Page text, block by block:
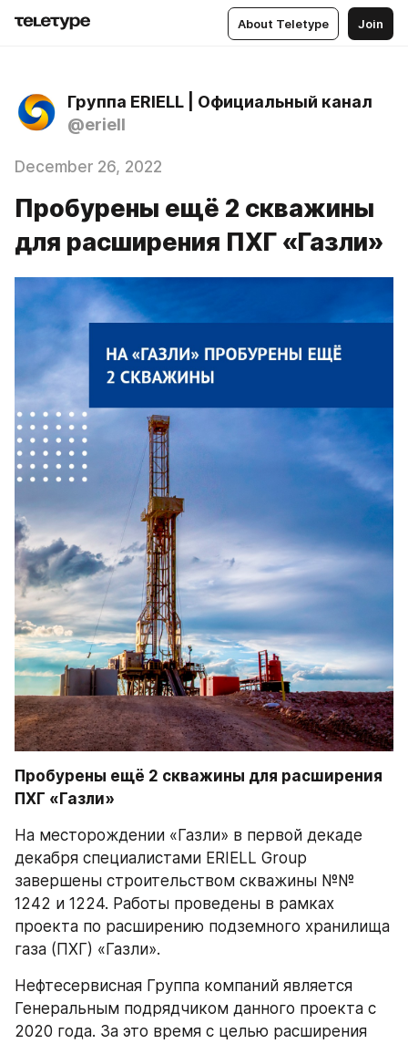
About Teletype Join
Группа ERIELL | Официальный канал
@eriell
December 26, 2022
Пробурены ещё 2 скважины
для расширения ПХГ «Газли»
Пробурены ещё 2 скважины для расширения
ПХГ «Газли»
На месторождении «Газли» в первой декаде
декабря специалистами ERIELL Group
завершены строительством скважины №№
1242 и 1224. Работы проведены в рамках
проекта по расширению подземного хранилища
газа (ПХГ) «Газли».
Нефтесервисная Группа компаний является
Генеральным подрядчиком данного проекта с
2020 года. За это время с целью расширения